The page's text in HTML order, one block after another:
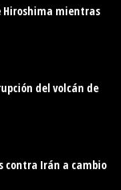
Hiroshima mientras
del volcán de
contra Irán a cambio